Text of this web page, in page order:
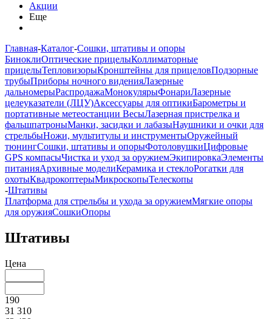
Акции
Еще
Главная-Каталог-Сошки, штативы и опоры
БиноклиОптические прицелыКоллиматорные
прицелыТепловизорыКронштейны для прицеловПодзорные
трубыПриборы ночного виденияЛазерные
дальномерыРаспродажаМонокулярыФонариЛазерные
целеуказатели (ЛЦУ)Аксессуары для оптикиБарометры и
портативные метеостанции ВесыЛазерная пристрелка и
фальшпатроныМанки, засидки и лабазыНаушники и очки для
стрельбыНожи, мультитулы и инструментыОружейный
тюнингСошки, штативы и опорыФотоловушкиЦифровые
GPS компасыЧистка и уход за оружиемЭкипировкаЭлементы
питанияАрхивные моделиКерамика и стеклоРогатки для
охотыКвадрокоптерыМикроскопыТелескопы
-Штативы
Платформа для стрельбы и ухода за оружиемМягкие опоры
для оружияСошкиОпоры
Штативы
Цена
190
31 310